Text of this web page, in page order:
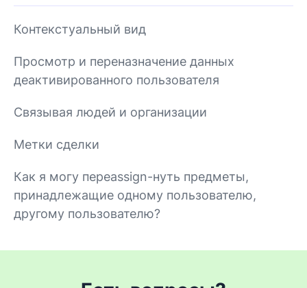
Контекстуальный вид
Просмотр и переназначение данных
деактивированного пользователя
Связывая людей и организации
Метки сделки
Как я могу переassign-нуть предметы,
принадлежащие одному пользователю,
другому пользователю?